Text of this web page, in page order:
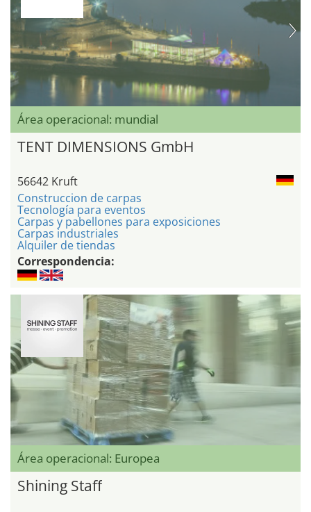
Área operacional: mundial
TENT DIMENSIONS GmbH
56642 Kruft
Construccion de carpas
Tecnología para eventos
Carpas y pabellones para exposiciones
Carpas industriales
Alquiler de tiendas
Correspondencia:
Área operacional: Europea
Shining Staff